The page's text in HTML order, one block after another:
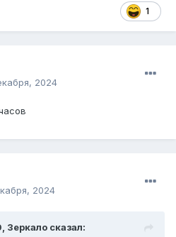
1
2024
2024
Зеркало сказал: